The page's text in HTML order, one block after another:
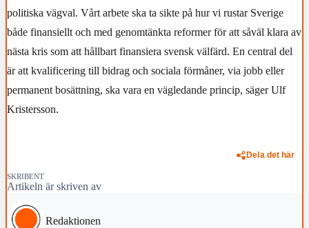
politiska vägval. Vårt arbete ska ta sikte på hur vi rustar Sverige
både finansiellt och med genomtänkta reformer för att såväl klara av
nästa kris som att hållbart finansiera svensk välfärd. En central del
är att kvalificering till bidrag och sociala förmåner, via jobb eller
permanent bosättning, ska vara en vägledande princip, säger Ulf
Kristersson.
Dela det här
SKRIBENT
Artikeln är skriven av
Redaktionen